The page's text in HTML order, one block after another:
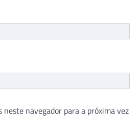
neste navegador para a próxima vez